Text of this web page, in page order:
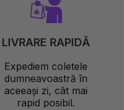
LIVRARE RAPIDĂ
Expediem coletele
dumneavoastră în
aceeași zi, cât mai
rapid posibil.